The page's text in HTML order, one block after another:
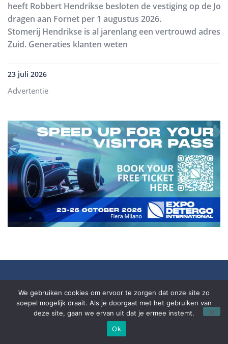
heeft Robbert Hendrikse besloten de vestiging op de
dragen aan Fornet per 1 augustus 2026.
Stomerij Hendrikse is al jarenlang een vertrouwd adres
Zuid. Generaties klanten weten
23 juli 2026
Advertentie
Laatste nieuws
Even met vakantie ☀️
We gebruiken cookies om ervoor te zorgen dat onze site zo
soepel mogelijk draait. Als je doorgaat met het gebruiken van
deze site, gaan we ervan uit dat je ermee instemt.
Ok